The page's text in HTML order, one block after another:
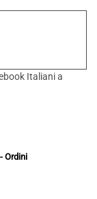
Italiani a
Ordini